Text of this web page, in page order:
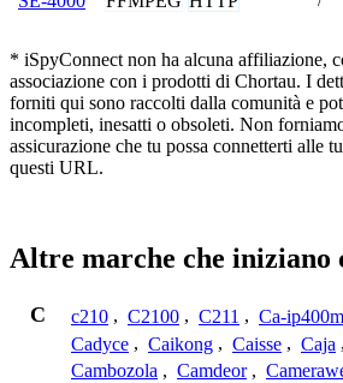
* iSpyConnect non ha alcuna affiliazione,
associazione con i prodotti di Chortau. I
forniti qui sono raccolti dalla comunità e
incompleti, inesatti o obsoleti. Non
assicurazione che tu possa connetterti alle
questi URL.
Altre marche che iniziano
C c210 , C2100 , C211 , Ca-
Cadyce , Caikong , Caisse , Caja ,
Cambozola , Camdeor ,